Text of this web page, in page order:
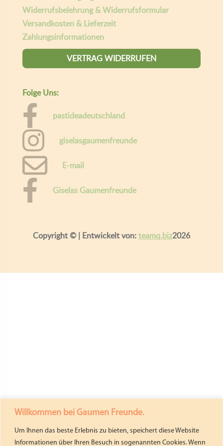
Willkommen bei Gaumen Freunde.
Um Ihnen das beste Erlebnis zu bieten, speichert diese Website
Informationen über Ihren Besuch in sogenannten Cookies. Wenn
Widerrufsbelehrung & Widerrufsformular
Versandkosten & Lieferzeit
Zahlungsinformationen
VERTRAG WIDERRUFEN
Folge Uns:
pastideadeutschland
giselasgaumenfreunde
E-mail
Giselas Gaumenfreunde
Copyright © | Entwickelt von:teamq.biz2026